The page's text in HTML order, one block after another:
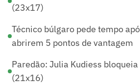
(23x17)
Técnico búlgaro pede tempo
abrirem 5 pontos de vantagem
Paredão: Julia Kudiess
(21x16)